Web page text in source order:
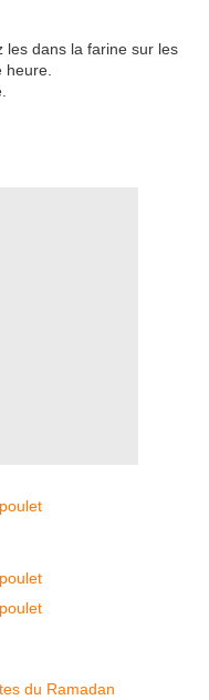
les dans la farine sur les
du Ramadan